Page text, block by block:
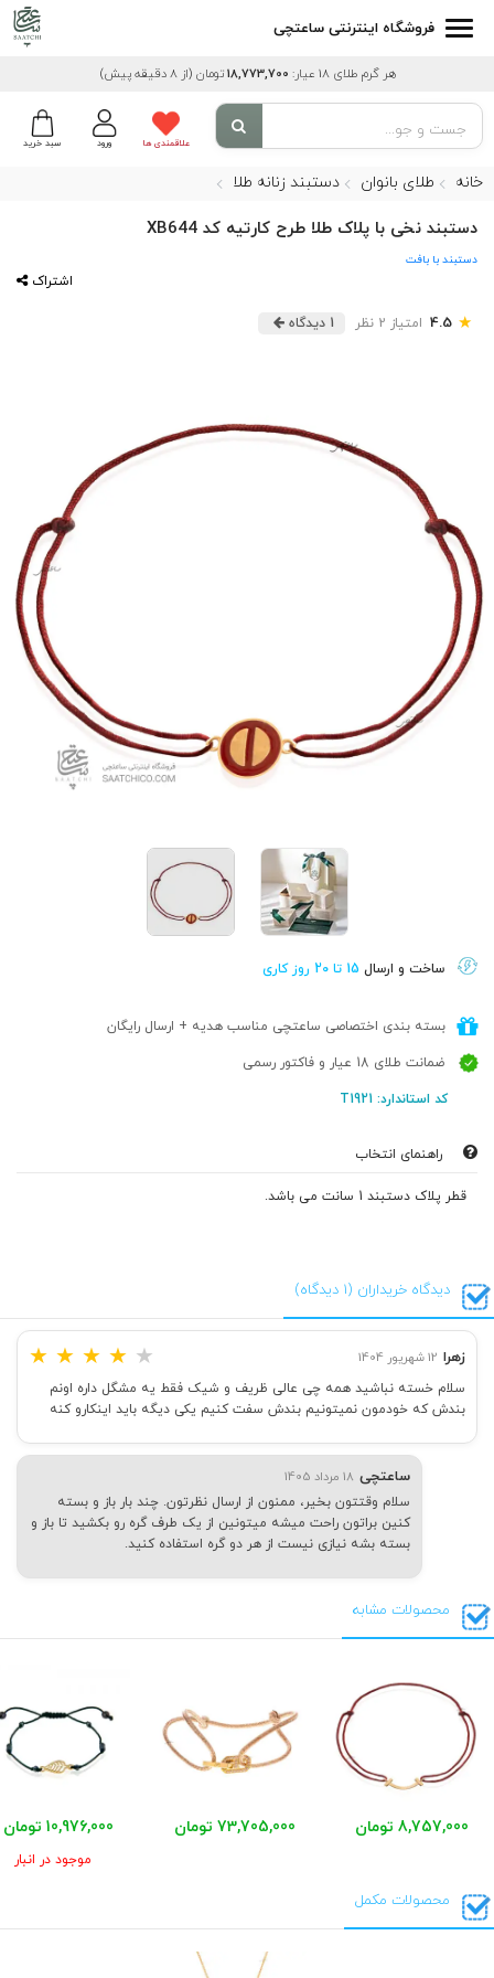
فروشگاه اینترنتی ساعتچی
هر گرم طلای 18 عیار: 18,773,700 تومان (از 8 دقیقه پیش)
سبد خرید ورود علاقمندی ها
خانه طلای بانوان دستبند زنانه طلا
دستبند نخی با پلاک طلا طرح کارتیه کد XB644
دستبند با بافت
اشتراک
★
4.5 امتیاز 2 نظر 1 دیدگاه
ساخت و ارسال 15 تا 20 روز کاری
بسته بندی اختصاصی ساعتچی مناسب هدیه + ارسال رایگان
ضمانت طلای 18 عیار و فاکتور رسمی
کد استاندارد: T1921
راهنمای انتخاب
قطر پلاک دستبند 1 سانت می باشد.
دیدگاه خریداران (1 دیدگاه)
زهرا 12 شهریور 1404 ★ ★ ★ ★ ★
سلام خسته نباشید همه چی عالی ظریف و شیک فقط یه مشگل داره اونم
بندش که خودمون نمیتونیم بندش سفت کنیم یکی دیگه باید اینکارو کنه
ساعتچی 18 مرداد 1405
سلام وقتتون بخیر، ممنون از ارسال نظرتون. چند بار باز و بسته
کنین براتون راحت میشه میتونین از یک طرف گره رو بکشید تا باز و
بسته بشه نیازی نیست از هر دو گره استفاده کنید.
محصولات مشابه
8,757,000 تومان 73,705,000 تومان 10,976,000 تومان
موجود در انبار
محصولات مکمل